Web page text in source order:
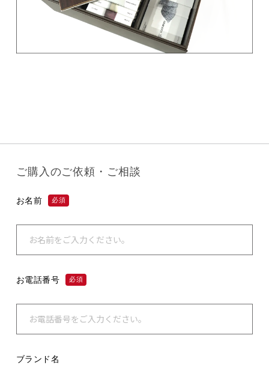
ご購入のご依頼・ご相談
お名前 必須
お電話番号 必須
ブランド名